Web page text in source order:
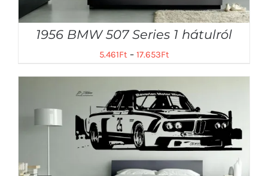
1956 BMW 507 Series 1 hátulról
5.461Ft– 17.653Ft